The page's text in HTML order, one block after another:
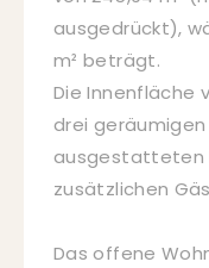
ausgedrückt),
m² beträgt.
Die Innenfläche
drei
ausgestatteten
zusätzlichen
Das offene